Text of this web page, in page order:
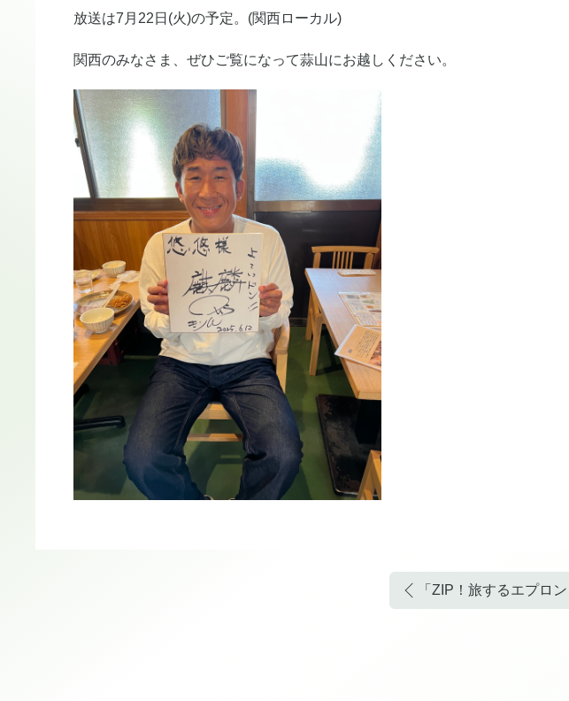
放送は7月22日(火)の予定。(関西ローカル)
関西のみなさま、ぜひご覧になって蒜山にお越しください。